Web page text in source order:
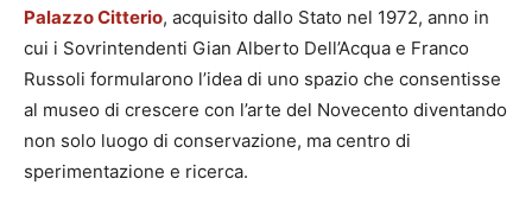
Palazzo Citterio, acquisito dallo Stato nel 1972, anno in
cui i Sovrintendenti Gian Alberto Dell’Acqua e Franco
Russoli formularono l’idea di uno spazio che consentisse
al museo di crescere con l’arte del Novecento diventando
non solo luogo di conservazione, ma centro di
sperimentazione e ricerca.